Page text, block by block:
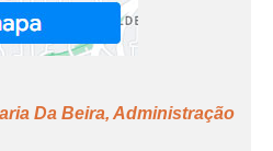
Da Beira, Administração